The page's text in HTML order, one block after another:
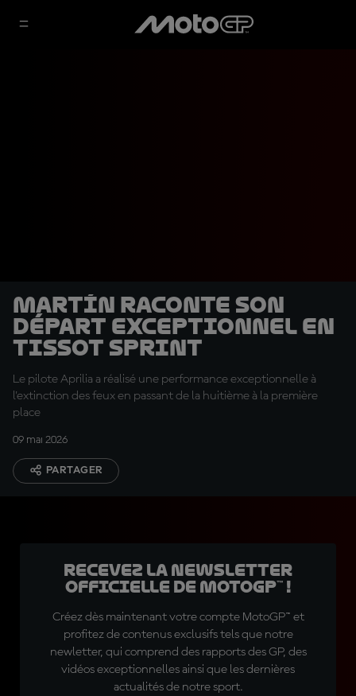
Martín raconte son
départ exceptionnel en
Tissot Sprint
Le pilote Aprilia a réalisé une performance exceptionnelle à
l'extinction des feux en passant de la huitième à la première
place
09 mai 2026
PARTAGER
Recevez la Newsletter
officielle de MotoGP™ !
Créez dès maintenant votre compte MotoGP™ et
profitez de contenus exclusifs tels que notre
newletter, qui comprend des rapports des GP, des
vidéos exceptionnelles ainsi que les dernières
actualités de notre sport.